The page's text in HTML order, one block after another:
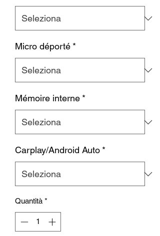
Micro déporté *
Mémoire interne *
Carplay/Android Auto *
Quantità *